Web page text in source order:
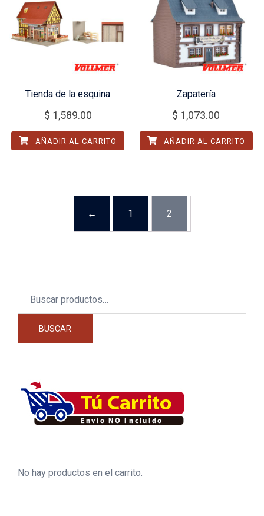
Tienda de la esquina
$ 1,589.00
AÑADIR AL CARRITO
Zapatería
$ 1,073.00
AÑADIR AL CARRITO
← 1 2
BUSCAR
No hay productos en el carrito.